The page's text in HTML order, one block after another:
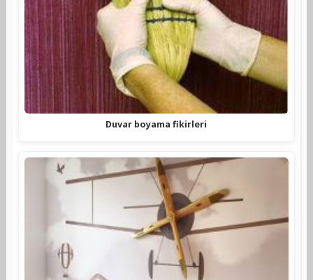
Duvar boyama fikirleri